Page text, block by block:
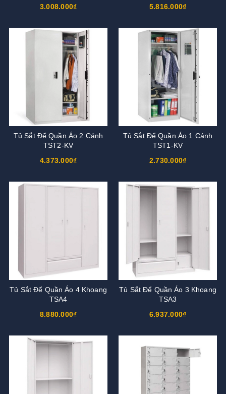
3.008.000₫
5.816.000₫
Tủ Sắt Để Quần Áo 2 Cánh
TST2-KV
4.373.000₫
Tủ Sắt Để Quần Áo 1 Cánh
TST1-KV
2.730.000₫
Tủ Sắt Để Quần Áo 4 Khoang
TSA4
8.880.000₫
Tủ Sắt Để Quần Áo 3 Khoang
TSA3
6.937.000₫